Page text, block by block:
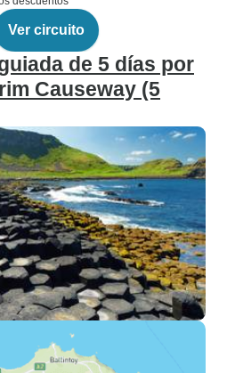
Ver circuito
de 5 días por
Causeway (5